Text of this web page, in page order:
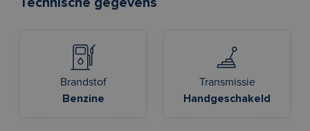
Technische gegevens
Brandstof
Benzine
Transmissie
Handgeschakeld